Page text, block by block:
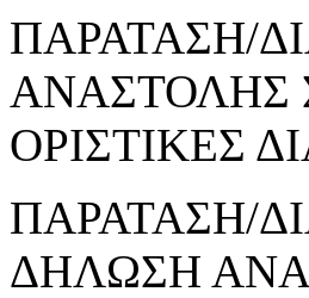
ΠΑΡΑΤΑΣΗ/
ΑΝΑΣΤΟΛΗΣ
ΟΡΙΣΤΙΚΕΣ
ΠΑΡΑΤΑΣΗ/
ΔΗΛΩΣΗ